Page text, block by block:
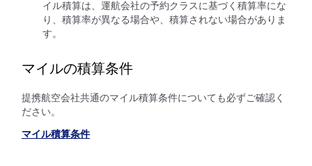
イル積算は、運航会社の予約クラスに基づく積算率にな
り、積算率が異なる場合や、積算されない場合がありま
す。
マイルの積算条件
提携航空会社共通のマイル積算条件についても必ずご確認く
ださい。
マイル積算条件